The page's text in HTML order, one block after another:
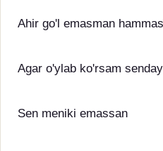
Ahir go'l emasman
Agar o'ylab ko'rsam
Sen meniki emassan